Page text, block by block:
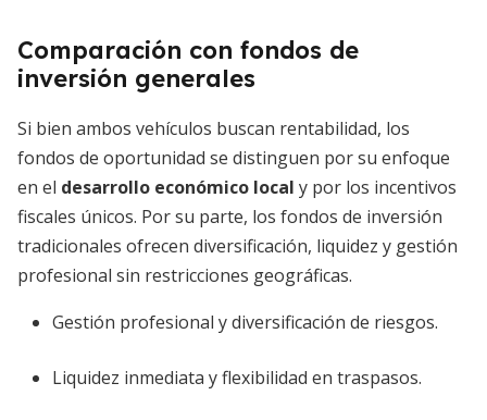
Comparación con fondos de
inversión generales
Si bien ambos vehículos buscan rentabilidad, los
fondos de oportunidad se distinguen por su enfoque
en el desarrollo económico local y por los incentivos
fiscales únicos. Por su parte, los fondos de inversión
tradicionales ofrecen diversificación, liquidez y gestión
profesional sin restricciones geográficas.
Gestión profesional y diversificación de riesgos.
Liquidez inmediata y flexibilidad en traspasos.